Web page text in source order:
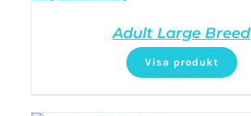
Adult Large Breed
Visa produkt